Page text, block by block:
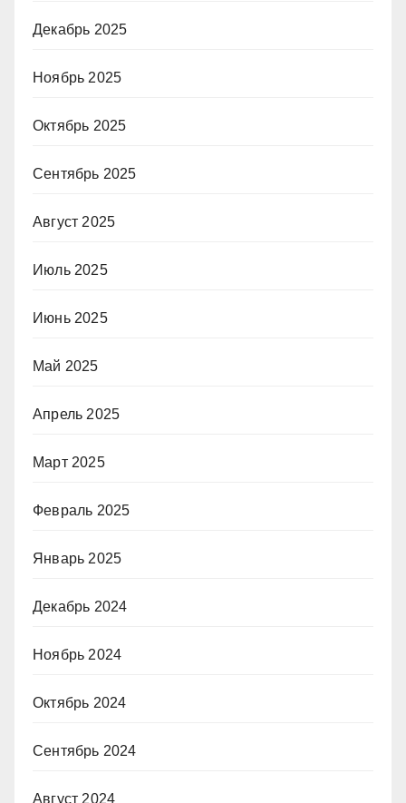
Декабрь 2025
Ноябрь 2025
Октябрь 2025
Сентябрь 2025
Август 2025
Июль 2025
Июнь 2025
Май 2025
Апрель 2025
Март 2025
Февраль 2025
Январь 2025
Декабрь 2024
Ноябрь 2024
Октябрь 2024
Сентябрь 2024
Август 2024